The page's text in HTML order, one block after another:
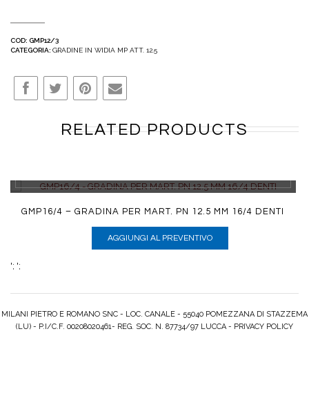
COD: GMP12/3
CATEGORIA: GRADINE IN WIDIA MP ATT. 12.5
RELATED PRODUCTS
GMP16/4 – GRADINA PER MART. PN 12.5 MM 16/4 DENTI
AGGIUNGI AL PREVENTIVO
'; ';
MILANI PIETRO E ROMANO SNC - LOC. CANALE - 55040 POMEZZANA DI STAZZEMA
(LU) - P.I/C.F. 00208020461- REG. SOC. N. 87734/97 LUCCA - PRIVACY POLICY